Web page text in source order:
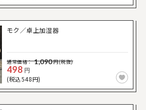
モク／卓上加湿器
通常価格： 1,090円(税抜)
498 円
(税込548円)